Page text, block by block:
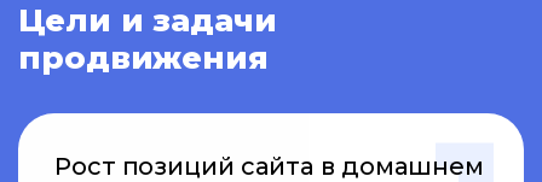
Цели и задачи
продвижения
Рост позиций сайта в домашнем